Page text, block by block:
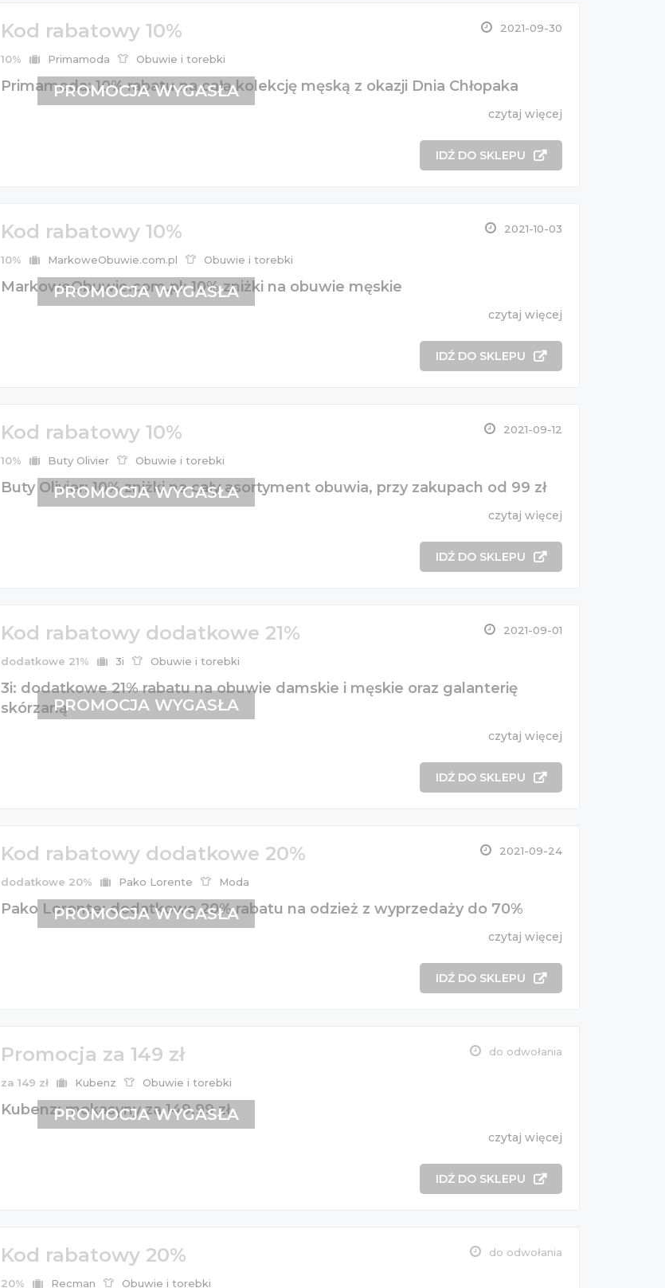
Kod rabatowy 10% 2021-09-30
10% Primamoda Obuwie i torebki
Primamoda: 10% rabatu na całą kolekcję męską z okazji Dnia Chłopaka
czytaj więcej
IDŹ DO SKLEPU
PROMOCJA WYGASŁA
Kod rabatowy 10% 2021-10-03
10% MarkoweObuwie.com.pl Obuwie i torebki
MarkoweObuwie.com.pl: 10% zniżki na obuwie męskie
czytaj więcej
IDŹ DO SKLEPU
PROMOCJA WYGASŁA
Kod rabatowy 10% 2021-09-12
10% Buty Olivier Obuwie i torebki
Buty Olivier: 10% zniżki na cały asortyment obuwia, przy zakupach od 99 zł
czytaj więcej
IDŹ DO SKLEPU
PROMOCJA WYGASŁA
Kod rabatowy dodatkowe 21% 2021-09-01
dodatkowe 21% 3i Obuwie i torebki
3i: dodatkowe 21% rabatu na obuwie damskie i męskie oraz galanterię
skórzaną
czytaj więcej
IDŹ DO SKLEPU
PROMOCJA WYGASŁA
Kod rabatowy dodatkowe 20% 2021-09-24
dodatkowe 20% Pako Lorente Moda
Pako Lorente: dodatkowe 20% rabatu na odzież z wyprzedaży do 70%
czytaj więcej
IDŹ DO SKLEPU
PROMOCJA WYGASŁA
Promocja za 149 zł do odwołania
za 149 zł Kubenz Obuwie i torebki
Kubenz: mokasyny za 149,99 zł
czytaj więcej
IDŹ DO SKLEPU
PROMOCJA WYGASŁA
Kod rabatowy 20% do odwołania
20% Recman Obuwie i torebki